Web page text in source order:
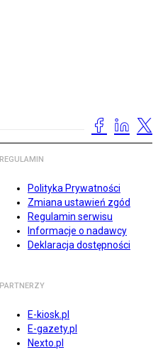
REGULAMIN
Polityka Prywatności
Zmiana ustawień zgód
Regulamin serwisu
Informacje o nadawcy
Deklaracja dostępności
PARTNERZY
E-kiosk.pl
E-gazety.pl
Nexto.pl